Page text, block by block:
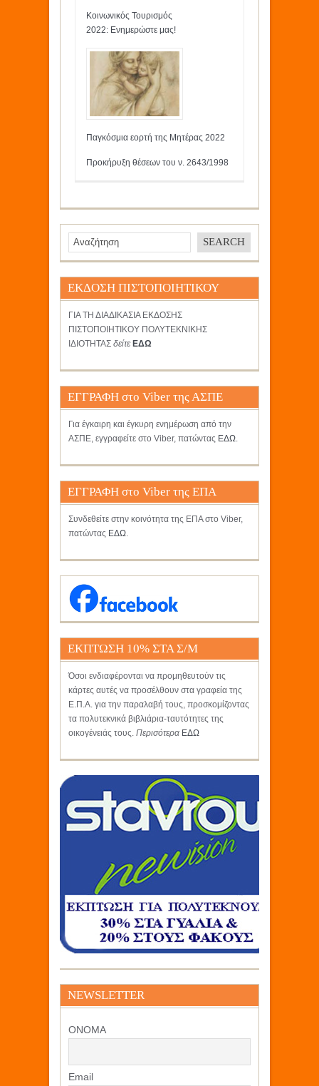
Κοινωνικός Τουρισμός
2022: Ενημερώστε μας!
Παγκόσμια εορτή της Μητέρας 2022
Προκήρυξη θέσεων του ν. 2643/1998
ΕΚΔΟΣΗ ΠΙΣΤΟΠΟΙΗΤΙΚΟΥ
ΓΙΑ ΤΗ ΔΙΑΔΙΚΑΣΙΑ ΕΚΔΟΣΗΣ
ΠΙΣΤΟΠΟΙΗΤΙΚΟΥ ΠΟΛΥΤΕΚΝΙΚΗΣ
ΙΔΙΟΤΗΤΑΣ δείτε ΕΔΩ
ΕΓΓΡΑΦΗ στο Viber της ΑΣΠΕ
Για έγκαιρη και έγκυρη ενημέρωση από την
ΑΣΠΕ, εγγραφείτε στο Viber, πατώντας ΕΔΩ.
ΕΓΓΡΑΦΗ στο Viber της ΕΠΑ
Συνδεθείτε στην κοινότητα της ΕΠΑ στο Viber,
πατώντας ΕΔΩ.
ΕΚΠΤΩΣΗ 10% ΣΤΑ Σ/Μ
ΚΡΗΤΙΚΟΣ
Όσοι ενδιαφέρονται να προμηθευτούν τις
κάρτες αυτές να προσέλθουν στα γραφεία της
Ε.Π.Α. για την παραλαβή τους, προσκομίζοντας
τα πολυτεκνικά βιβλιάρια-ταυτότητες της
οικογένειάς τους. Περισότερα ΕΔΩ
NEWSLETTER
ΟΝΟΜΑ
Email